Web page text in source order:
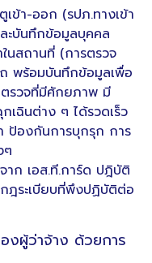
เข้า-ออก (รปภ.ทางเข้า
ะบันทึกข้อมูลบุคคล
นสถานที่ (การตรวจ
พร้อมบันทึกข้อมูลเพื่อ
รวจที่มีศักยภาพ มี
เฉินต่าง ๆ ได้รวดเร็ว
ป้องกันการบุกรุก การ
ๆ
าก เอส.ที.การ์ด ปฎิบัติ
ระเบียบที่พึงปฏิบัติต่อ
งผู้ว่าจ้าง ด้วยการ